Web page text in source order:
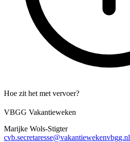
Hoe zit het met vervoer?
VBGG Vakantieweken
Marijke Wols-Stigter
cvb.secretaresse@vakantiewekenvbgg.nl